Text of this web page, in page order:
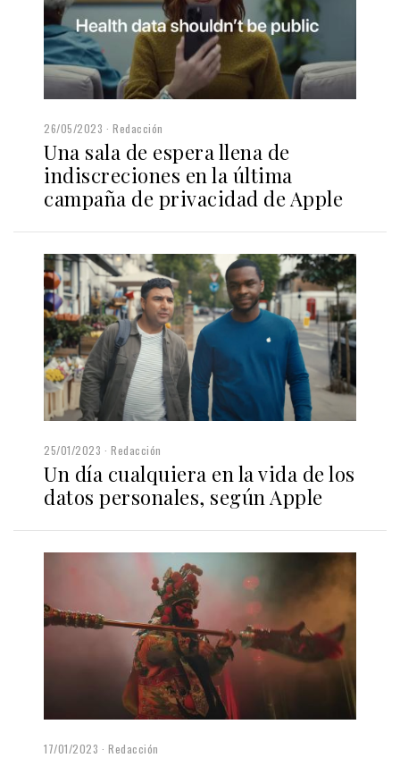
26/05/2023 Redacción
Una sala de espera llena de
indiscreciones en la última
campaña de privacidad de Apple
25/01/2023 Redacción
Un día cualquiera en la vida de los
datos personales, según Apple
17/01/2023 Redacción